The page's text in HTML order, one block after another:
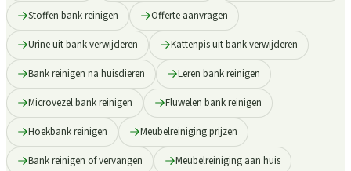
Stoffen bank reinigen Offerte aanvragen
Urine uit bank verwijderen Kattenpis uit bank verwijderen
Bank reinigen na huisdieren Leren bank reinigen
Microvezel bank reinigen Fluwelen bank reinigen
Hoekbank reinigen Meubelreiniging prijzen
Bank reinigen of vervangen Meubelreiniging aan huis